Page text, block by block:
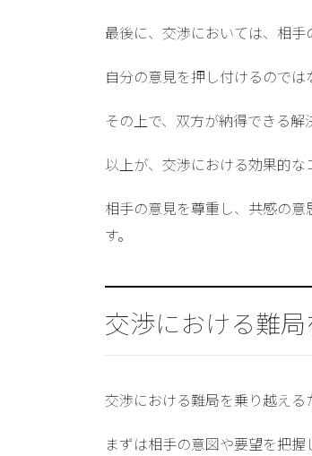
最後に、交渉においては、相手
自分の意見を押し付けるのでは
その上で、双方が納得できる解
以上が、交渉における効果的な
相手の意見を尊重し、共感の
す。
交渉における難
交渉における難局を乗り越える
まずは相手の意図や要望を把